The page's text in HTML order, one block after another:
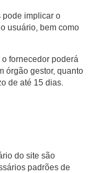
pode implicar o
usuário, bem como
fornecedor poderá
órgão gestor, quanto
de até 15 dias.
do site são
padrões de